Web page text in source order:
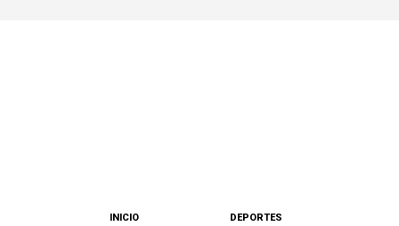
INICIO DEPORTES